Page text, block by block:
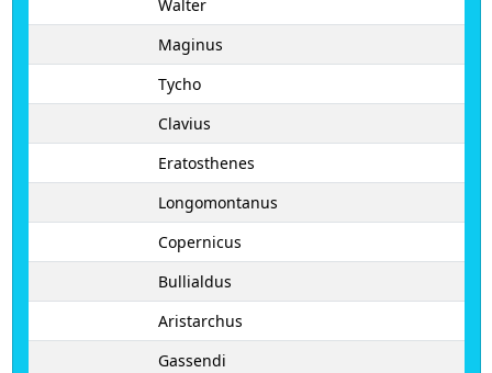
Walter
Maginus
Tycho
Clavius
Eratosthenes
Longomontanus
Copernicus
Bullialdus
Aristarchus
Gassendi